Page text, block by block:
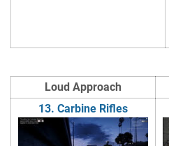
Loud Approach
13. Carbine Rifles